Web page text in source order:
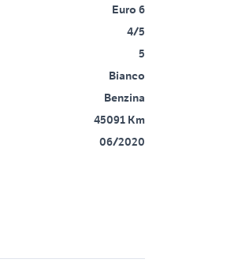
Euro 6
4/5
5
Bianco
Benzina
45091 Km
06/2020